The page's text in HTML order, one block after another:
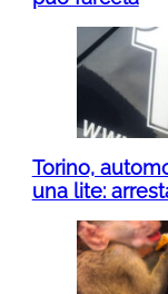
Torino,
una lite: